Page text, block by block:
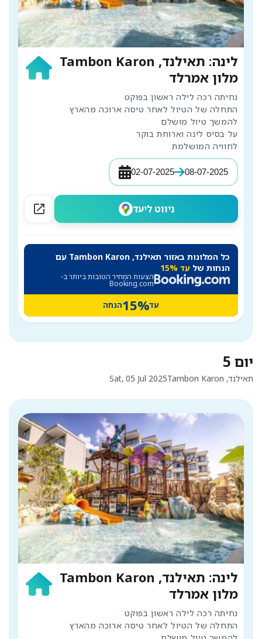
לינה: תאילנד, Tambon Karon
מלון אמרלד
התחלה של הטיול לאחר טיסה ארוכה מהארץ
לחוויה המושלמת
02-07-2025 08-07-2025
open_in_new ניווט ליעד
כל המלונות באזור תאילנד, Tambon Karon עם
הנחות של עד 15%
הצעות המחיר הטובות ביותר ב-
Booking.com
עד15%הנחה
יום 5
Sat, 05 Jul 2025 תאילנד, Tambon Karon
לינה: תאילנד, Tambon Karon
מלון אמרלד
התחלה של הטיול לאחר טיסה ארוכה מהארץ